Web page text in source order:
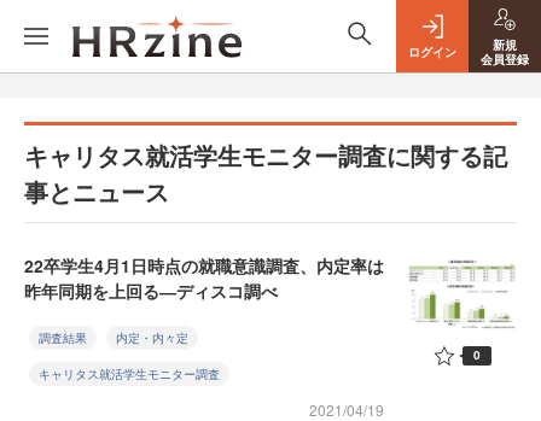
ログイン
新規
会員登録
キャリタス就活学生モニター調査に関する記
事とニュース
22卒学生4月1日時点の就職意識調査、内定率は
昨年同期を上回る―ディスコ調べ
調査結果 内定・内々定
キャリタス就活学生モニター調査
2021/04/19
0